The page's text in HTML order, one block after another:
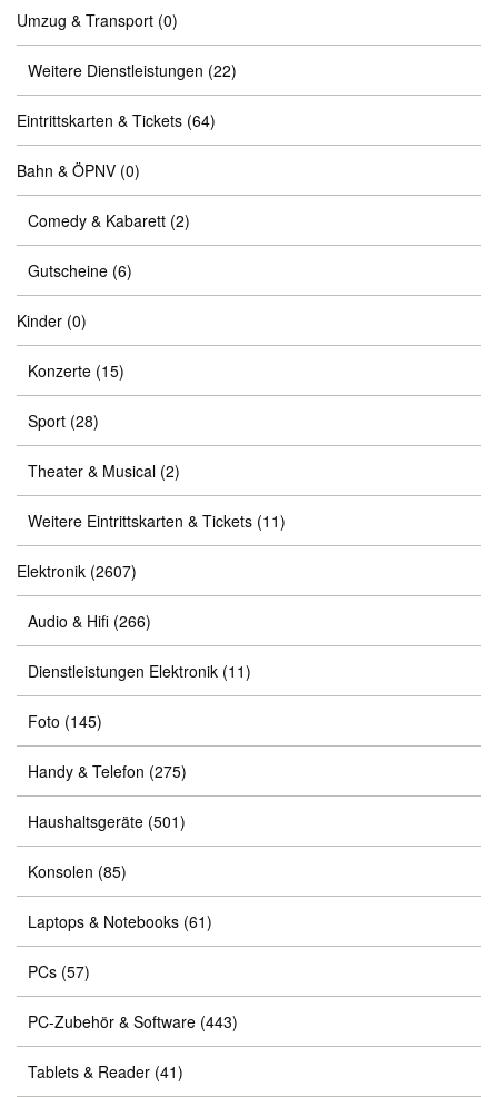
Umzug & Transport (0)
Weitere Dienstleistungen (22)
Eintrittskarten & Tickets (64)
Bahn & ÖPNV (0)
Comedy & Kabarett (2)
Gutscheine (6)
Kinder (0)
Konzerte (15)
Sport (28)
Theater & Musical (2)
Weitere Eintrittskarten & Tickets (11)
Elektronik (2607)
Audio & Hifi (266)
Dienstleistungen Elektronik (11)
Foto (145)
Handy & Telefon (275)
Haushaltsgeräte (501)
Konsolen (85)
Laptops & Notebooks (61)
PCs (57)
PC-Zubehör & Software (443)
Tablets & Reader (41)